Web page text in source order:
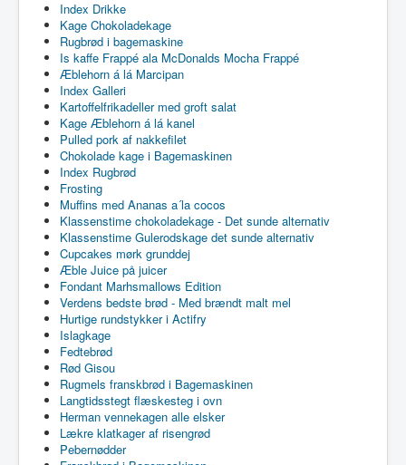
Index Drikke
Kage Chokoladekage
Rugbrød i bagemaskine
Is kaffe Frappé ala McDonalds Mocha Frappé
Æblehorn á lá Marcipan
Index Galleri
Kartoffelfrikadeller med groft salat
Kage Æblehorn á lá kanel
Pulled pork af nakkefilet
Chokolade kage i Bagemaskinen
Index Rugbrød
Frosting
Muffins med Ananas a´la cocos
Klassenstime chokoladekage - Det sunde alternativ
Klassenstime Gulerodskage det sunde alternativ
Cupcakes mørk grunddej
Æble Juice på juicer
Fondant Marhsmallows Edition
Verdens bedste brød - Med brændt malt mel
Hurtige rundstykker i Actifry
Islagkage
Fedtebrød
Rød Gisou
Rugmels franskbrød i Bagemaskinen
Langtidsstegt flæskesteg i ovn
Herman vennekagen alle elsker
Lækre klatkager af risengrød
Pebernødder